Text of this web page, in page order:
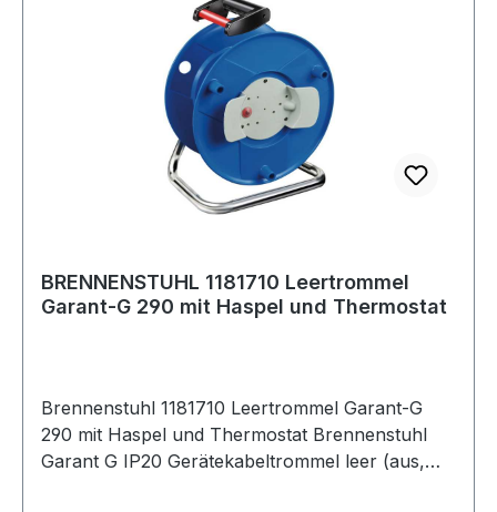
BRENNENSTUHL 1181710 Leertrommel
Garant-G 290 mit Haspel und Thermostat
Brennenstuhl 1181710 Leertrommel Garant-G
290 mit Haspel und Thermostat Brennenstuhl
Garant G IP20 Gerätekabeltrommel leer (aus,